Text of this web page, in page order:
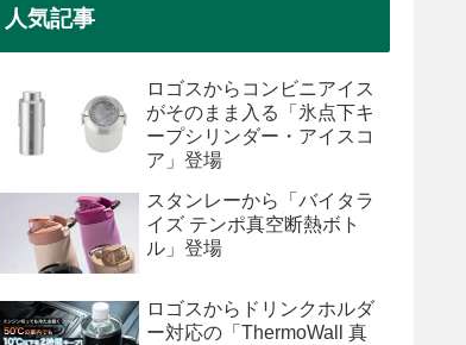
人気記事
ロゴスからコンビニアイス
がそのまま入る「氷点下キ
ープシリンダー・アイスコ
ア」登場
スタンレーから「バイタラ
イズ テンポ真空断熱ボト
ル」登場
ロゴスからドリンクホルダ
ー対応の「ThermoWall 真